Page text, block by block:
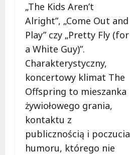
„The Kids Aren’t
Alright”, „Come Out and
Play” czy „Pretty Fly (for
a White Guy)”.
Charakterystyczny,
koncertowy klimat The
Offspring to mieszanka
żywiołowego grania,
kontaktu z
publicznością i poczucia
humoru, którego nie